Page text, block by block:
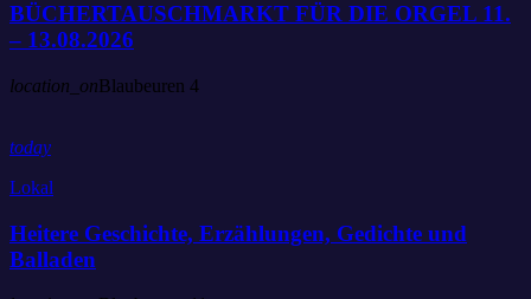
BÜCHERTAUSCHMARKT FÜR DIE ORGEL 11.
– 13.08.2026
location_onBlaubeuren 4
today
Lokal
Heitere Geschichte, Erzählungen, Gedichte und
Balladen